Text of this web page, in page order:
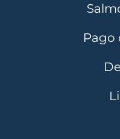
Pago